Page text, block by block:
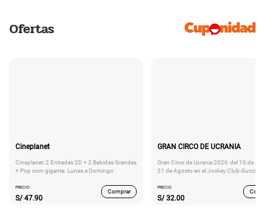
Ofertas
Cineplanet
Cineplanet: 2 Entradas 2D + 2 Bebidas Grandes
+ Pop corn gigante. Lunes a Domingo
PRECIO
S/ 47.90
Comprar
GRAN CIRCO DE UCRANIA
Gran Circo de Ucrania 2026: del 10 de
31 de Agosto en el Jockey Club-Surco
PRECIO
S/ 32.00